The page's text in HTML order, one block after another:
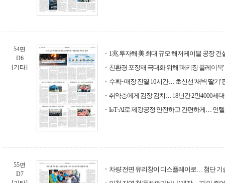
54면
D6
[기타]
1兆 투자해 美 최대 규모 해저케이블 공장 건
친환경 포장재 극대화 위해 '패키징 플레이북'
수확~매장 진열 10시간… 초신선 '새벽 딸기'
취약층에게 김장 김치… 18년간 2만4000세
IoT·AI로 제강공정 안전하고 간편하게… 인
55면
D7
차량 전면 유리창이 디스플레이로… 첨단 기